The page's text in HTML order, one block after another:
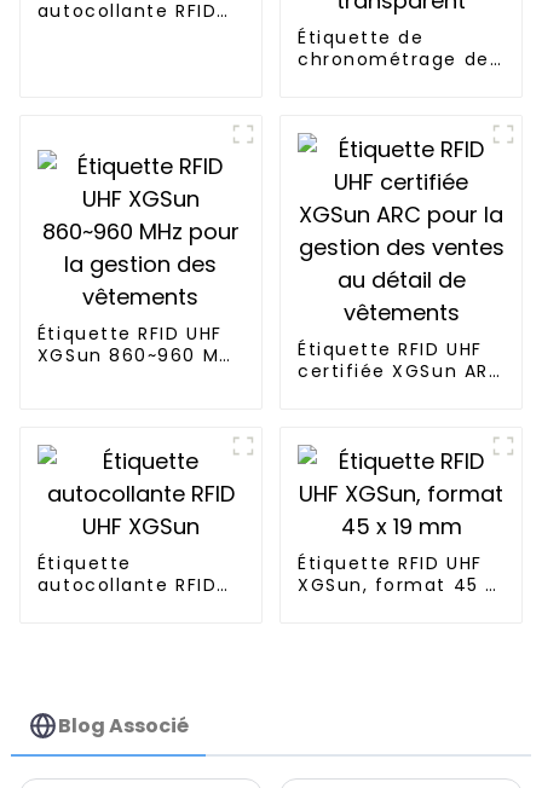
autocollante RFID
Étiquette de
chronométrage de
transparent
Étiquette RFID UHF
XGSun 860~960 MHz
Étiquette RFID UHF
certifiée XGSun ARC
Étiquette
autocollante RFID
Étiquette RFID UHF
XGSun, format 45 x
Blog Associé